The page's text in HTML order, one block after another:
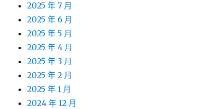
2025 年 7 月
2025 年 6 月
2025 年 5 月
2025 年 4 月
2025 年 3 月
2025 年 2 月
2025 年 1 月
2024 年 12 月